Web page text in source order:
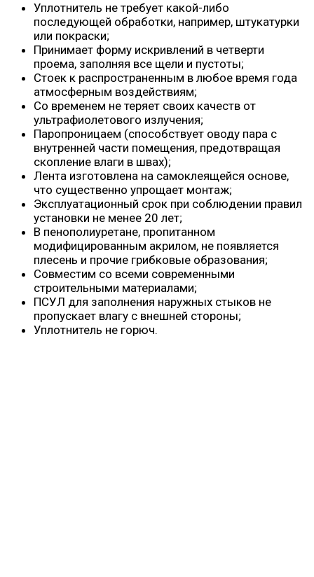
Уплотнитель не требует какой-либо
последующей обработки, например, штукатурки
или покраски;
Принимает форму искривлений в четверти
проема, заполняя все щели и пустоты;
Стоек к распространенным в любое время года
атмосферным воздействиям;
Со временем не теряет своих качеств от
ультрафиолетового излучения;
Паропроницаем (способствует оводу пара с
внутренней части помещения, предотвращая
скопление влаги в швах);
Лента изготовлена на самоклеящейся основе,
что существенно упрощает монтаж;
Эксплуатационный срок при соблюдении правил
установки не менее 20 лет;
В пенополиуретане, пропитанном
модифицированным акрилом, не появляется
плесень и прочие грибковые образования;
Совместим со всеми современными
строительными материалами;
ПСУЛ для заполнения наружных стыков не
пропускает влагу с внешней стороны;
Уплотнитель не горюч.